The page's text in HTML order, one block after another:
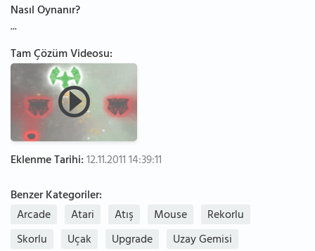
Nasıl Oynanır?
...
Tam Çözüm Videosu:
Eklenme Tarihi:12.11.2011 14:39:11
Benzer Kategoriler:
Arcade
Atari Atış Mouse
Rekorlu
Skorlu
Uçak Upgrade
Uzay Gemisi